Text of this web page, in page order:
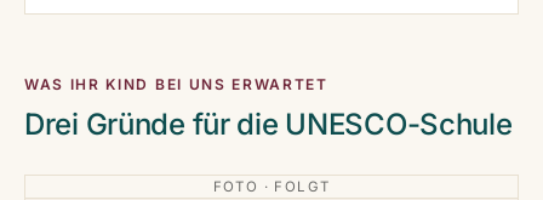
WAS IHR KIND BEI UNS ERWARTET
Drei Gründe für die UNESCO-Schule
FOTO · FOLGT